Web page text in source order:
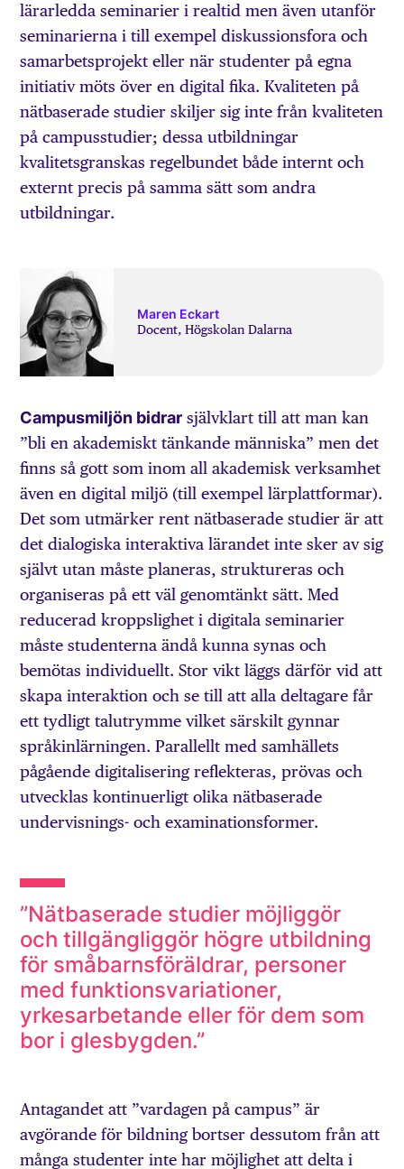
lärarledda seminarier i realtid men även utanför
seminarierna i till exempel diskussionsfora och
samarbetsprojekt eller när studenter på egna
initiativ möts över en digital fika. Kvaliteten på
nätbaserade studier skiljer sig inte från kvaliteten
på campusstudier; dessa utbildningar
kvalitetsgranskas regelbundet både internt och
externt precis på samma sätt som andra
utbildningar.
Maren Eckart
Docent, Högskolan Dalarna
Campusmiljön bidrar självklart till att man kan
”bli en akademiskt tänkande människa” men det
finns så gott som inom all akademisk verksamhet
även en digital miljö (till exempel lärplattformar).
Det som utmärker rent nätbaserade studier är att
det dialogiska interaktiva lärandet inte sker av sig
självt utan måste planeras, struktureras och
organiseras på ett väl genomtänkt sätt. Med
reducerad kroppslighet i digitala seminarier
måste studenterna ändå kunna synas och
bemötas individuellt. Stor vikt läggs därför vid att
skapa interaktion och se till att alla deltagare får
ett tydligt talutrymme vilket särskilt gynnar
språkinlärningen. Parallellt med samhällets
pågående digitalisering reflekteras, prövas och
utvecklas kontinuerligt olika nätbaserade
undervisnings- och examinationsformer.
”Nätbaserade studier möjliggör
och tillgängliggör högre utbildning
för småbarnsföräldrar, personer
med funktionsvariationer,
yrkesarbetande eller för dem som
bor i glesbygden.”
Antagandet att ”vardagen på campus” är
avgörande för bildning bortser dessutom från att
många studenter inte har möjlighet att delta i